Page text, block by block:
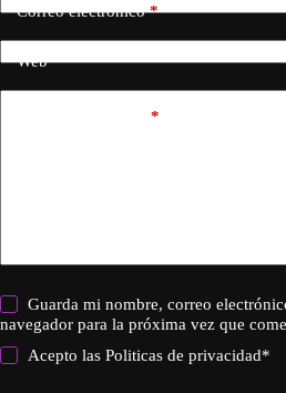
Correo electrónico*
Web
*
Guarda mi nombre, correo
navegador para la próxima vez que
Acepto lasPoliticas de privacidad*